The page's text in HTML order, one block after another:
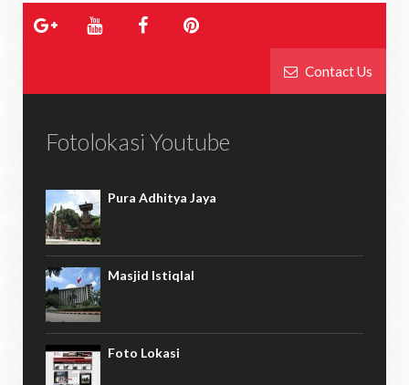
Contact Us
Fotolokasi Youtube
Pura Adhitya Jaya
Masjid Istiqlal
Foto Lokasi